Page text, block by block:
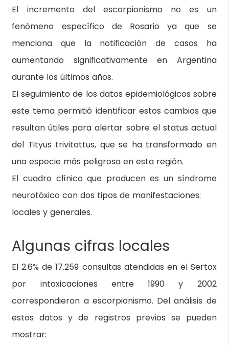
El incremento del escorpionismo no es un
fenómeno específico de Rosario ya que se
menciona que la notificación de casos ha
aumentando significativamente en Argentina
durante los últimos años.
El seguimiento de los datos epidemiológicos sobre
este tema permitió identificar estos cambios que
resultan útiles para alertar sobre el status actual
del Tityus trivitattus, que se ha transformado en
una especie más peligrosa en esta región.
El cuadro clínico que producen es un síndrome
neurotóxico con dos tipos de manifestaciones:
locales y generales.
Algunas cifras locales
El 2.6% de 17.259 consultas atendidas en el Sertox
por intoxicaciones entre 1990 y 2002
correspondieron a escorpionismo. Del análisis de
estos datos y de registros previos se pueden
mostrar: